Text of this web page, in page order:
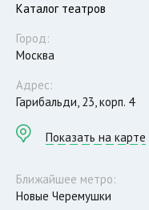
Каталог театров
Город:
Москва
Адрес:
Гарибальди, 23, корп. 4
Показать на карте
Ближайшее метро:
Новые Черемушки